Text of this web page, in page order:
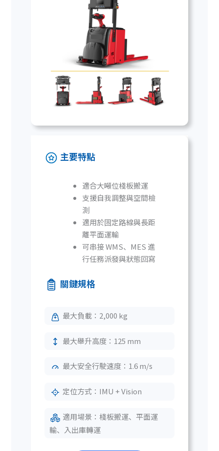
主要特點
適合大噸位棧板搬運
支援自我調整與空間檢
測
適用於固定路線與長距
離平面運輸
可串接 WMS、MES 進
行任務派發與狀態回寫
關鍵規格
最大負載：2,000 kg
最大舉升高度：125 mm
最大安全行駛速度：1.6 m/s
定位方式：IMU + Vision
適用場景：棧板搬運、平面運
輸、入出庫轉運